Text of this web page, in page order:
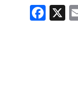
Fa
ce
X